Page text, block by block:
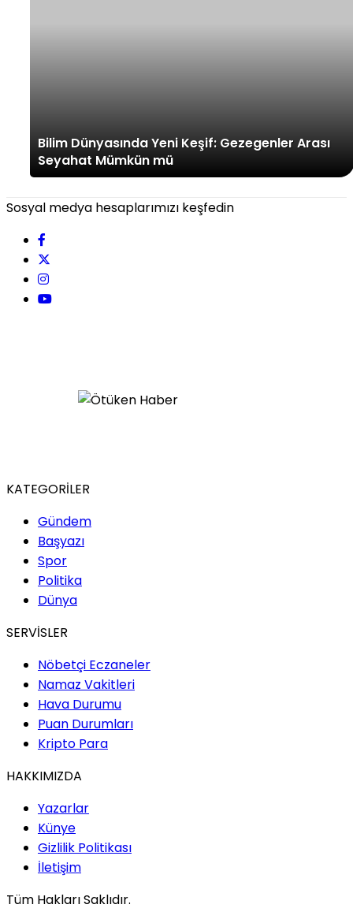
Bilim Dünyasında Yeni Keşif: Gezegenler Arası
Seyahat Mümkün mü
Sosyal medya hesaplarımızı keşfedin
KATEGORİLER
Gündem
Başyazı
Spor
Politika
Dünya
SERVİSLER
Nöbetçi Eczaneler
Namaz Vakitleri
Hava Durumu
Puan Durumları
Kripto Para
HAKKIMIZDA
Yazarlar
Künye
Gizlilik Politikası
İletişim
Tüm Hakları Saklıdır.